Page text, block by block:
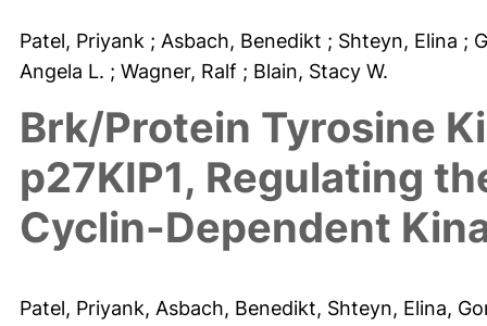
Patel, Priyank ; Asbach, Benedikt ; Shteyn, Elina ;
Angela L. ; Wagner, Ralf ; Blain, Stacy W.
Brk/Protein Tyrosine
p27KIP1, Regulating
Cyclin-Dependent
Patel, Priyank, Asbach, Benedikt, Shteyn, Elina,